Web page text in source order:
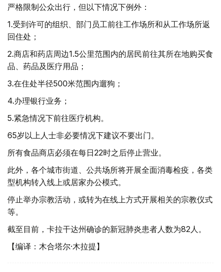
严格限制公众出行，但以下情况下例外：
1.受到许可的组织、部门员工前往工作场所和从工作场所返
回住处；
2.商店和药店周边1.5公里范围内的居民前往其所在地购买食
品、药品及医疗用品；
3.在住处半径500米范围内遛狗；
4.办理银行业务；
5.紧急情况下前往医疗机构。
65岁以上人士非必要情况下建议不要出门。
所有食品商店必须在每日22时之后停止营业。
此外，各个城市街道、公共场所将开展全面消毒检疫，各类
型机构转入线上或居家办公模式。
停止举办宗教活动，或转为在线上方式开展相关的宗教仪式
等。
截至目前，卡拉干达州确诊的新冠肺炎患者人数为82人。
【编译：木合塔尔·木拉提】